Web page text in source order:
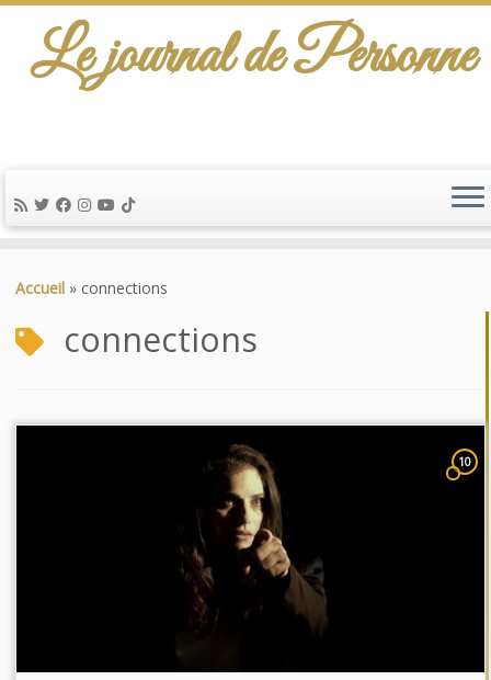
au
Le journal de Personne
Accueil » connections
connections
10